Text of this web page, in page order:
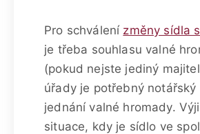
Pro schválení změny sídla
je třeba souhlasu valné
(pokud nejste jediný
úřady je potřebný notářský
jednání valné hromady.
situace, kdy je sídlo ve